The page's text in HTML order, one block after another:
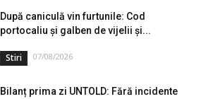
După caniculă vin furtunile: Cod
portocaliu și galben de vijelii și...
Stiri 07/08/2026
Bilanț prima zi UNTOLD: Fără incidente